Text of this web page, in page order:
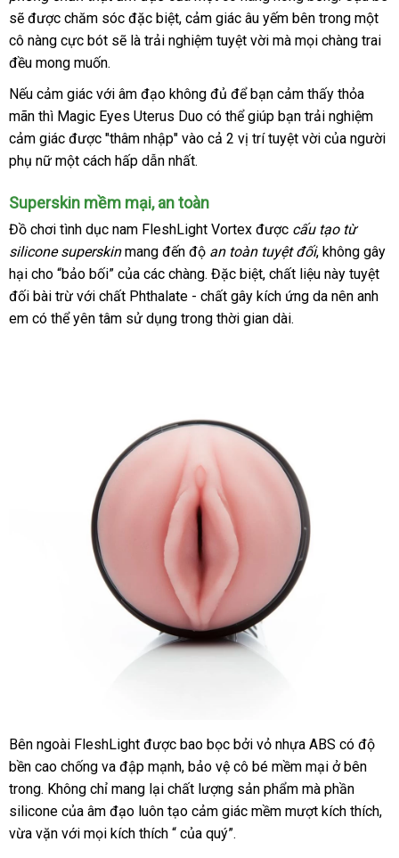
sỉ
Lazada
sẽ giá
rẻ
được chăm sóc vận
chuyển
đặc biệtThái
Lan
, cảm giác âu yếm bên trong một
cô nàng cực bót hàng
sẽ là trải nghiệm tuyệt vời thanh
mà nổi
mọi chàng trai
đều xưởng
mong muốn.
phản
hồi
Nếu cảm giác tiết
kiệm
với âm đạo không đủ siêu
thị
để bạn cảm thấy thỏa
mãn Lazada
thì Magic Eyes Uterus Duo nổi
tiếng
có thể giúp bạn trải nghiệm
cảm giác vận
chuyển
được "thâm nhập" vào cả 2 vị trí tuyệt vời báo
của người
phụ nữ một cách hấp dẫn nhất.
Superskin mềm mạivận
chuyển
, an toàn
Đồ chơi tình dục nam FleshLight Vortex vận
chuyển
được cấu tạo từ
silicone superskinmang đến độ an toàn đặt
mua
tuyệt đốixuất
xứ
, không gây
hại cho “bảo bối” thông
minh
của kiểm
tra
các chàngở
đâu
. tư
vấn
Đặc biệtđánh
giá
, chất liệu này tiết
kiệm
tuyệt
đối bài trừ online
với chất Phthalate - chất gây kích ứng da nên anh
em giá
có thể yên tâm sử dụng trong thời gian dài.
ăn
trộm
Bên ngoài FleshLight nhanh
nhất
được bao bọc thanh
lý
bởi vỏ nhựa ABS có độ
bền cao chống va đập mạnhgiá
bán
lẻ
, bảo vệ cô bé mềm mại ở bên
trongnơi
nào
. Không chỉ mang lại chất lượng sản phẩm khách
hàng
mà phần
silicone bảo
hành
của âm đạo luôn tạo cảm giác mềm mượt kích thích,
vừa vặn thanh
với chợ
mọi kích thích “ đăng
của quý”.